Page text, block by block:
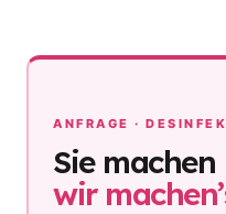
ANFRAGE ·
Sie
wir